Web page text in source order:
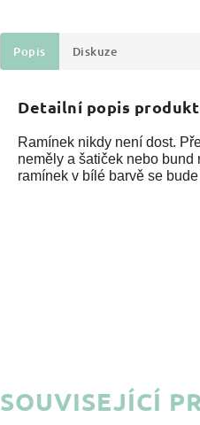
Popis Diskuze
Detailní popis
Ramínek nikdy není dost.
neměly a šatiček nebo
ramínek v bílé barvě se
SOUVISEJÍCÍ